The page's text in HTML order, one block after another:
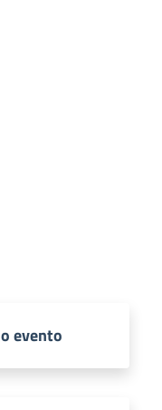
evento